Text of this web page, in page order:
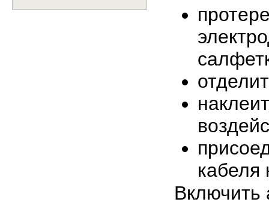
кабеля
Включить